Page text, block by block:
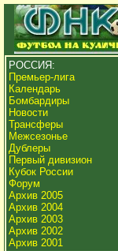
РОССИЯ:
Премьер-лига
Календарь
Бомбардиры
Новости
Трансферы
Межсезонье
Дублеры
Первый дивизион
Кубок России
Форум
Архив 2005
Архив 2004
Архив 2003
Архив 2002
Архив 2001